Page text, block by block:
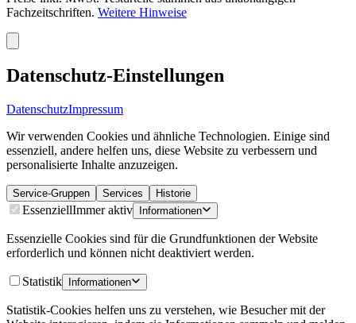
Fachzeitschriften. Weitere Hinweise
Datenschutz-Einstellungen
DatenschutzImpressum
Wir verwenden Cookies und ähnliche Technologien. Einige sind
essenziell, andere helfen uns, diese Website zu verbessern und
personalisierte Inhalte anzuzeigen.
Service-Gruppen Services Historie
EssenziellImmer aktiv Informationen
Essenzielle Cookies sind für die Grundfunktionen der Website
erforderlich und können nicht deaktiviert werden.
Statistik Informationen
Statistik-Cookies helfen uns zu verstehen, wie Besucher mit der